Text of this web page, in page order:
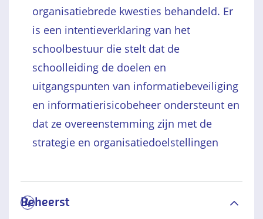
organisatiebrede kwesties behandeld. Er
is een intentieverklaring van het
schoolbestuur die stelt dat de
schoolleiding de doelen en
uitgangspunten van informatiebeveiliging
en informatierisicobeheer ondersteunt en
dat ze overeenstemming zijn met de
strategie en organisatiedoelstellingen
4
Beheerst